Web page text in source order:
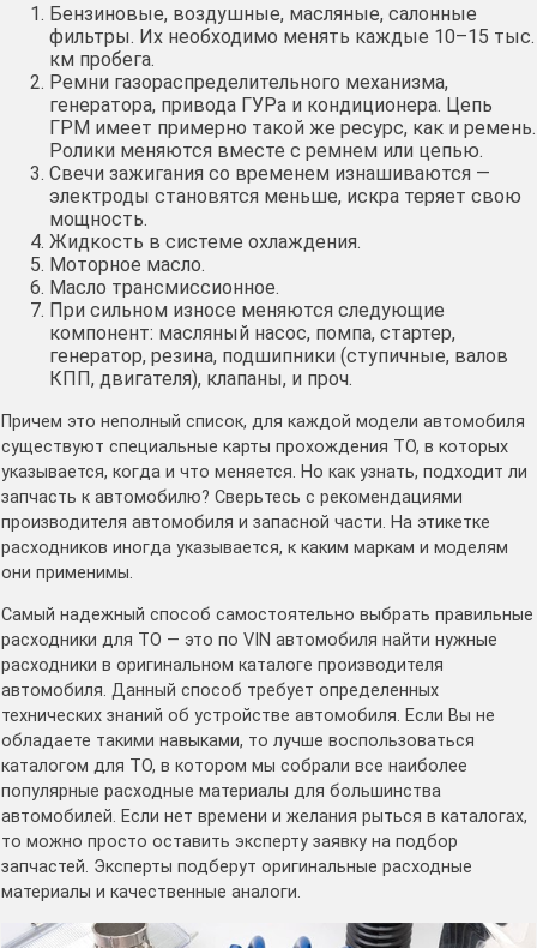
Бензиновые, воздушные, масляные, салонные
фильтры. Их необходимо менять каждые 10–15 тыс.
км пробега.
Ремни газораспределительного механизма,
генератора, привода ГУРа и кондиционера. Цепь
ГРМ имеет примерно такой же ресурс, как и ремень.
Ролики меняются вместе с ремнем или цепью.
Свечи зажигания со временем изнашиваются —
электроды становятся меньше, искра теряет свою
мощность.
Жидкость в системе охлаждения.
Моторное масло.
Масло трансмиссионное.
При сильном износе меняются следующие
компонент: масляный насос, помпа, стартер,
генератор, резина, подшипники (ступичные, валов
КПП, двигателя), клапаны, и проч.
Причем это неполный список, для каждой модели автомобиля
существуют специальные карты прохождения ТО, в которых
указывается, когда и что меняется. Но как узнать, подходит ли
запчасть к автомобилю? Сверьтесь с рекомендациями
производителя автомобиля и запасной части. На этикетке
расходников иногда указывается, к каким маркам и моделям
они применимы.
Самый надежный способ самостоятельно выбрать правильные
расходники для ТО — это по VIN автомобиля найти нужные
расходники в оригинальном каталоге производителя
автомобиля. Данный способ требует определенных
технических знаний об устройстве автомобиля. Если Вы не
обладаете такими навыками, то лучше воспользоваться
каталогом для ТО, в котором мы собрали все наиболее
популярные расходные материалы для большинства
автомобилей. Если нет времени и желания рыться в каталогах,
то можно просто оставить эксперту заявку на подбор
запчастей. Эксперты подберут оригинальные расходные
материалы и качественные аналоги.